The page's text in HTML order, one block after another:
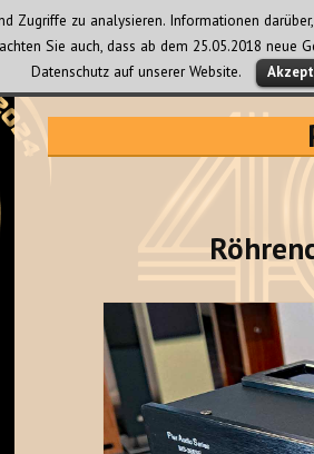
zu analysieren. Informationen
Sie auch, dass ab dem 25.05.2018
Datenschutz auf unserer Website.